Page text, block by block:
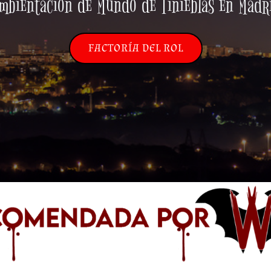
FACTORÍA DEL ROL